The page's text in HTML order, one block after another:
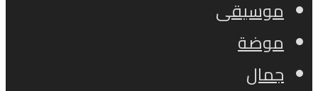
موسيقى
موضة
جمال